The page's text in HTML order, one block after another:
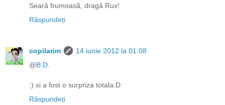
Seară frumoasă, dragă Rux!
Răspundeți
copilarim
14 iunie 2012 la 01:08
@B.D.
:) si a fost o surpriza totala:D
Răspundeți